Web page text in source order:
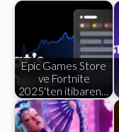
Epic Games Store
ve Fortnite
2025'ten itibaren…